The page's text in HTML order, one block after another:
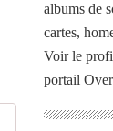
albums de
cartes,
Voir le
portail